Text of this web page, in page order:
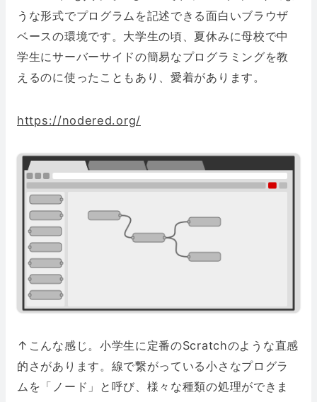
うな形式でプログラムを記述できる面白いブラウザ
ベースの環境です。大学生の頃、夏休みに母校で中
学生にサーバーサイドの簡易なプログラミングを教
えるのに使ったこともあり、愛着があります。
https://nodered.org/
↑こんな感じ。小学生に定番のScratchのような直感
的さがあります。線で繋がっている小さなプログラ
ムを「ノード」と呼び、様々な種類の処理ができま